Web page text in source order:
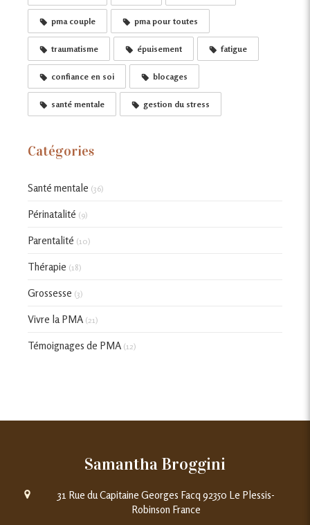
pma couple pma pour toutes
traumatisme épuisement fatigue
confiance en soi blocages
santé mentale gestion du stress
Catégories
Santé mentale (36)
Périnatalité (9)
Parentalité (10)
Thérapie (18)
Grossesse (3)
Vivre la PMA (21)
Témoignages de PMA (12)
Samantha Broggini
31 Rue du Capitaine Georges Facq 92350 Le Plessis-
Robinson France